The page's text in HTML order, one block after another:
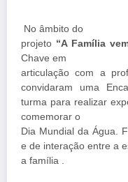
No âmbito do
projeto “A Família
Chave em
articulação com a
convidaram uma
turma para realizar
comemorar o
Dia Mundial da Água.
e de interação entre a
a família .